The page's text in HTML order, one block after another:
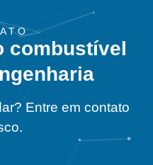
combustível
Entre em contato